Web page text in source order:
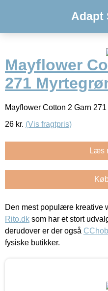
Adapt
Mayflower
271
Mayflower Cotton 2 Garn
26 kr. (Vis fragtpris)
Læs
Den mest populære kreative
Rito.dk som har et stort
derudover er der også
fysiske butikker.